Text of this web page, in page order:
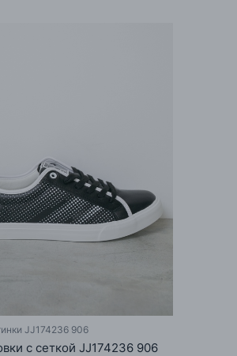
JJ174236 906
с сеткой JJ174236 906